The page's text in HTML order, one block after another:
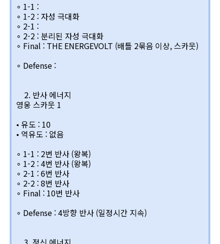
∘ 1-1 :
∘ 1-2 : 자성 극대화
∘ 2-1 :
∘ 2-2 : 분리된 자성 극대화
∘ Final : THE ENERGEVOLT (배틀 2묶음 이상, 스카웃)
∘ Defense :
2. 반사 에너지
영웅 스카웃 1
• 유도 : 10
• 역유도 : 없음
∘ 1-1 : 2번 반사 (왕복)
∘ 1-2 : 4번 반사 (왕복)
∘ 2-1 : 6번 반사
∘ 2-2 : 8번 반사
∘ Final : 10번 반사
∘ Defense : 4방향 반사 (일정시간 지속)